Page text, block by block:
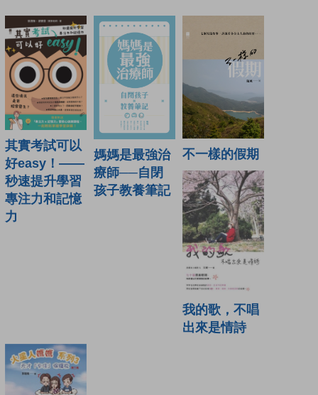
其實考試可以
好easy！——
秒速提升學習
專注力和記憶
力
媽媽是最強治
療師──自閉
孩子教養筆記
不一樣的假期
我的歌，不唱
出來是情詩